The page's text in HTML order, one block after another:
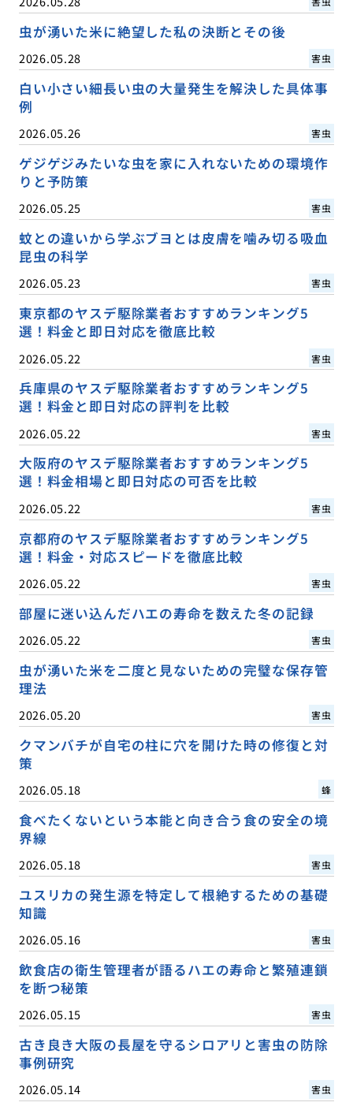
虫が湧いた米に絶望した私の決断とその後
2026.05.28 害虫
白い小さい細長い虫の大量発生を解決した具体事
例
2026.05.26 害虫
ゲジゲジみたいな虫を家に入れないための環境作
りと予防策
2026.05.25 害虫
蚊との違いから学ぶブヨとは皮膚を噛み切る吸血
昆虫の科学
2026.05.23 害虫
東京都のヤスデ駆除業者おすすめランキング5
選！料金と即日対応を徹底比較
2026.05.22 害虫
兵庫県のヤスデ駆除業者おすすめランキング5
選！料金と即日対応の評判を比較
2026.05.22 害虫
大阪府のヤスデ駆除業者おすすめランキング5
選！料金相場と即日対応の可否を比較
2026.05.22 害虫
京都府のヤスデ駆除業者おすすめランキング5
選！料金・対応スピードを徹底比較
2026.05.22 害虫
部屋に迷い込んだハエの寿命を数えた冬の記録
2026.05.22 害虫
虫が湧いた米を二度と見ないための完璧な保存管
理法
2026.05.20 害虫
クマンバチが自宅の柱に穴を開けた時の修復と対
策
2026.05.18 蜂
食べたくないという本能と向き合う食の安全の境
界線
2026.05.18 害虫
ユスリカの発生源を特定して根絶するための基礎
知識
2026.05.16 害虫
飲食店の衛生管理者が語るハエの寿命と繁殖連鎖
を断つ秘策
2026.05.15 害虫
古き良き大阪の長屋を守るシロアリと害虫の防除
事例研究
2026.05.14 害虫